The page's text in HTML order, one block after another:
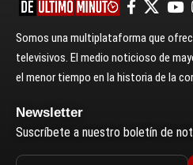
Somos una multiplataforma que
televisivos. El medio noticioso de
el menor tiempo en la historia de la
Newsletter
Suscríbete a nuestro boletín de